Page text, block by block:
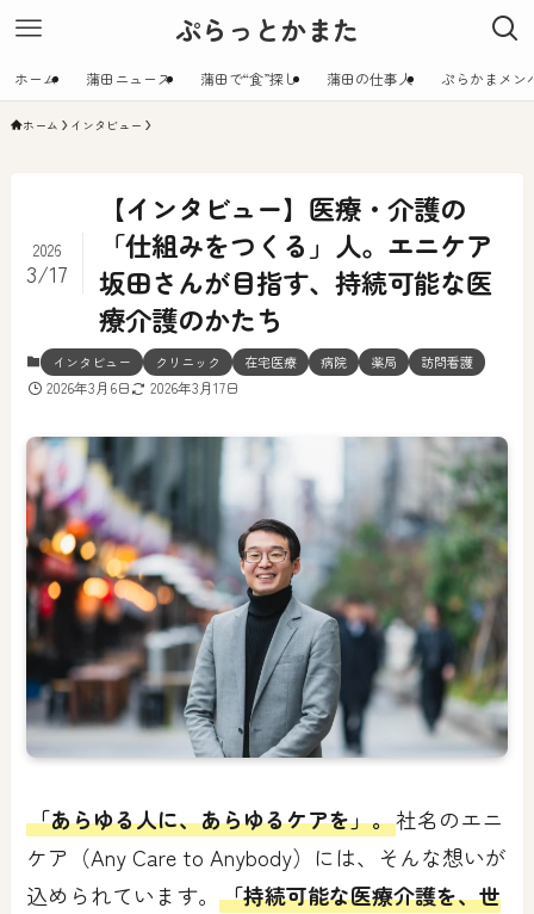
ぷらっとかまた
ホーム 蒲田ニュース 蒲田で“食”探し 蒲田の仕事人 ぷらかまメン
ホーム インタビュー
【インタビュー】医療・介護の
「仕組みをつくる」人。エニケア
坂田さんが目指す、持続可能な医
療介護のかたち
2026
3/17
インタビュー クリニック 在宅医療 病院 薬局 訪問看護
2026年3月6日 2026年3月17日
「あらゆる人に、あらゆるケアを」。社名のエニ
ケア（Any Care to Anybody）には、そんな想いが
込められています。「持続可能な医療介護を、世